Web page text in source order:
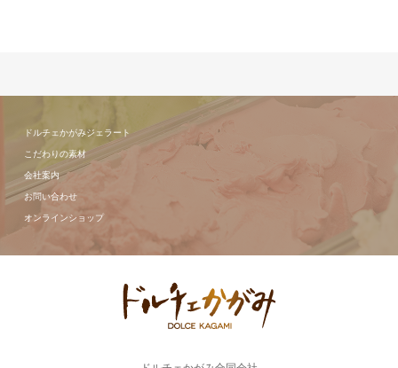
ドルチェかがみジェラート
こだわりの素材
会社案内
お問い合わせ
オンラインショップ